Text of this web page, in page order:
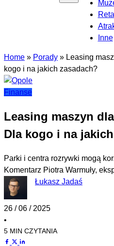
Inne
Home » Porady » Leasing
kogo i na jakich zasadach?
Finanse
Leasing maszyn
Dla kogo i na
Parki i centra rozrywki mogą
Komentarz Piotra Warmuły,
Łukasz Jadaś
26 / 06 / 2025
•
5 MIN CZYTANIA